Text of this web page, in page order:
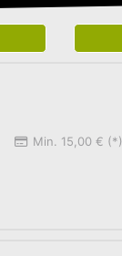
Min. 15,00 € (*)